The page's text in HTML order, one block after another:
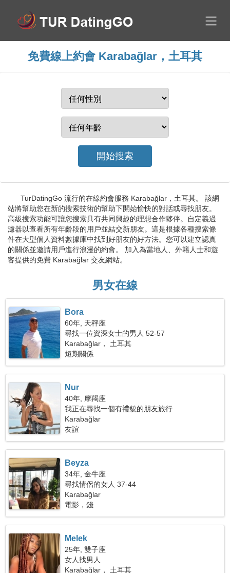
免費線上約會 Karabağlar，土耳其
TurDatingGo 流行的在線約會服務 Karabağlar，土耳其。 該網
站將幫助您在新的搜索技術的幫助下開始愉快的對話或尋找朋友。
高級搜索功能可讓您搜索具有共同興趣的理想合作夥伴。自定義過
濾器以查看所有年齡段的用戶並結交新朋友。這是根據各種搜索條
件在大型個人資料數據庫中找到好朋友的好方法。您可以建立認真
的關係並邀請用戶進行浪漫的約會。 加入為當地人、外籍人士和遊
客提供的免費 Karabağlar 交友網站。
男女在線
Bora
60年, 天秤座
尋找一位資深女士的男人 52-57
Karabağlar， 土耳其
短期關係
Nur
40年, 摩羯座
我正在尋找一個有禮貌的朋友旅行
Karabağlar
友誼
Beyza
34年, 金牛座
尋找情侶的女人 37-44
Karabağlar
電影，錢
Melek
25年, 雙子座
女人找男人
Karabağlar， 土耳其